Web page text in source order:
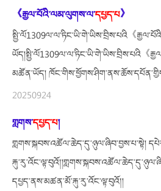
《རྒྱལ་པོའི་ལམ་ལུགས་ལ་དཔྱད་པ》
སྤྱི་ལོ1309ལ་ལ་ཏིང་ཡི་གེ་ཡིས་བྲིས་པའི《
ཡོད།སྤྱི་ལོ1309ལ་ལ་ཏིང་ཡི་གེ་ཡིས་བྲིས་པའི《
མཚོན་ཡོད།
20250924
གླགས་དཔྱད་པ།
གླགས་སྐབས་འཚོལ་ཆེད་དུ་ཉུལ་ཞིབ་བྱས་པ་སྟེ།
དཔྱད་ནས་མཚན་མོ་རྐུ་རུ་འོང་ལྟ་བུའོ༎